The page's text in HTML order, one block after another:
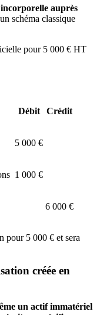
auprès
schéma classique
pour 5 000 € HT
Débit Crédit
5 000 €
1 000 €
6 000 €
pour 5 000 € et sera
créée en
un actif immatériel